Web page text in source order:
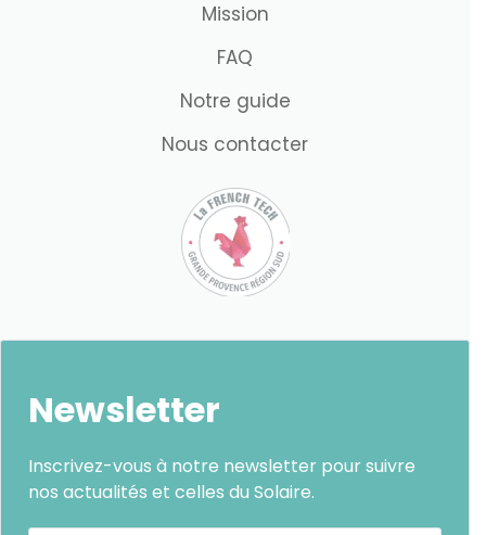
Mission
FAQ
Notre guide
Nous contacter
Newsletter
Inscrivez-vous à notre newsletter pour suivre
nos actualités et celles du Solaire.